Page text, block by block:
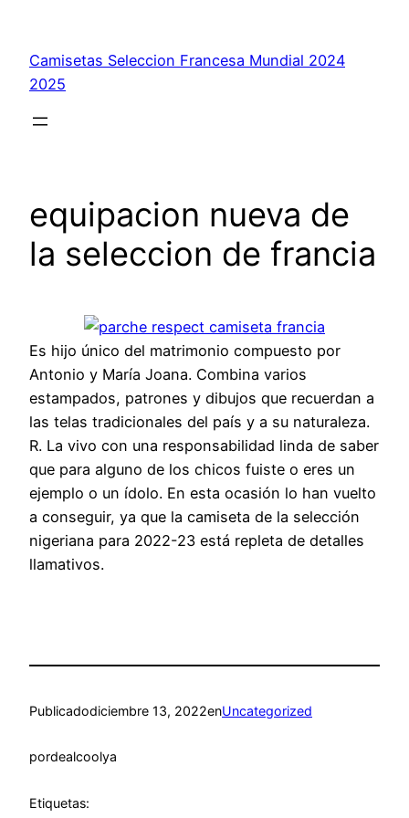
contenido
Camisetas Seleccion Francesa Mundial 2024
2025
equipacion nueva de
la seleccion de francia
Es hijo único del matrimonio compuesto por
Antonio y María Joana. Combina varios
estampados, patrones y dibujos que recuerdan a
las telas tradicionales del país y a su naturaleza.
R. La vivo con una responsabilidad linda de saber
que para alguno de los chicos fuiste o eres un
ejemplo o un ídolo. En esta ocasión lo han vuelto
a conseguir, ya que la camiseta de la selección
nigeriana para 2022-23 está repleta de detalles
llamativos.
Publicadodiciembre 13, 2022enUncategorized
pordealcoolya
Etiquetas: